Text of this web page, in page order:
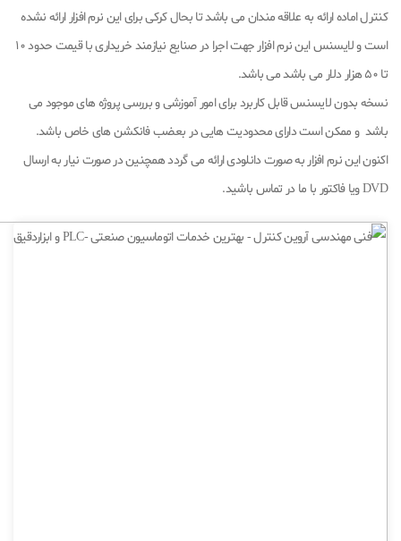
کنترل اماده ارائه به علاقه مندان می باشد تا بحال کرکی برای این نرم افزار ارائه نشده
است و لایسنس این نرم افزار جهت اجرا در صنایع نیازمند خریداری با قیمت حدود 10
تا 50 هزار دلار می باشد می باشد.
نسخه بدون لایسنس قابل کاربرد برای امور آموزشی و بررسی پروژه های موجود می
باشد و ممکن است دارای محدودیت هایی در بعضب فانکشن های خاص باشد.
اکنون این نرم افزار به صورت دانلودی ارائه می گردد همچنین در صورت نیار به ارسال
DVD ویا فاکتور با ما در تماس باشید.